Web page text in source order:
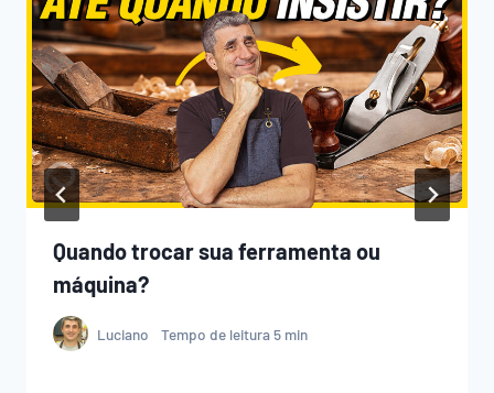
Quando trocar sua ferramenta ou
máquina?
Luciano Tempo de leitura5 min